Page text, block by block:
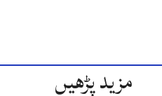
مزید پڑھیں